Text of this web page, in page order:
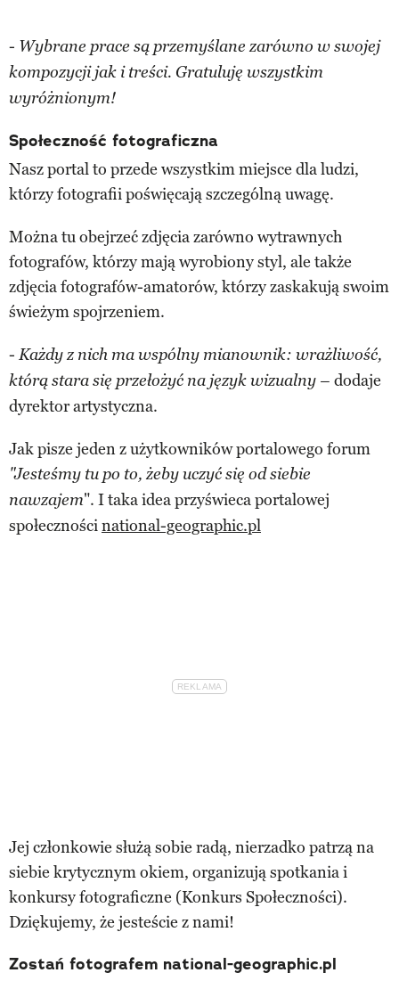
- Wybrane prace są przemyślane zarówno w swojej
kompozycji jak i treści. Gratuluję wszystkim
wyróżnionym!
Społeczność fotograficzna
Nasz portal to przede wszystkim miejsce dla ludzi,
którzy fotografii poświęcają szczególną uwagę.
Można tu obejrzeć zdjęcia zarówno wytrawnych
fotografów, którzy mają wyrobiony styl, ale także
zdjęcia fotografów-amatorów, którzy zaskakują swoim
świeżym spojrzeniem.
- Każdy z nich ma wspólny mianownik: wrażliwość,
którą stara się przełożyć na język wizualny – dodaje
dyrektor artystyczna.
Jak pisze jeden z użytkowników portalowego forum
"Jesteśmy tu po to, żeby uczyć się od siebie
nawzajem". I taka idea przyświeca portalowej
społecznościnational-geographic.pl
Jej członkowie służą sobie radą, nierzadko patrzą na
siebie krytycznym okiem, organizują spotkania i
konkursy fotograficzne (Konkurs Społeczności).
Dziękujemy, że jesteście z nami!
Zostań fotografem national-geographic.pl